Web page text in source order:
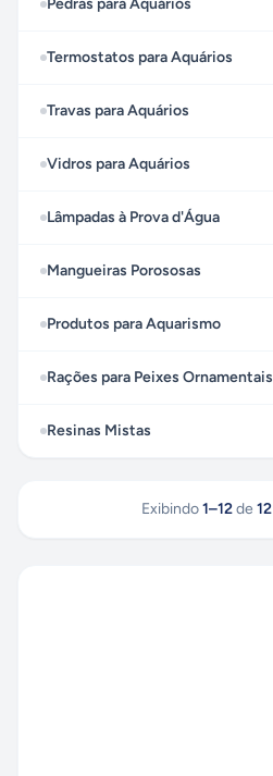
Pedras para Aquários
Termostatos para Aquários
Travas para Aquários
Vidros para Aquários
Lâmpadas à Prova d'Água
Mangueiras Porososas
Produtos para Aquarismo
Rações para Peixes Ornamentais
Resinas Mistas
Exibindo 1–12 de 12